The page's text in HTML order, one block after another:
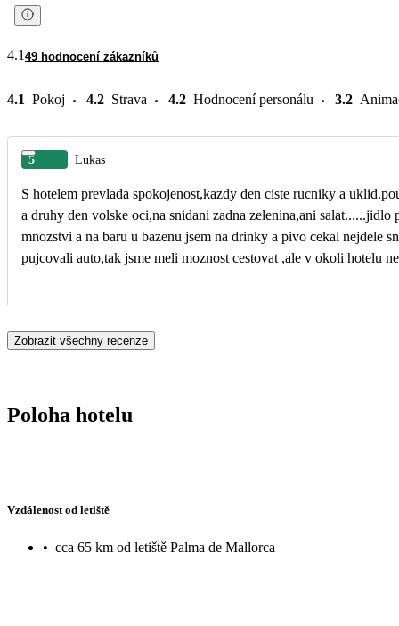
4.1 49 hodnocení zákazníků
4.1 Pokoj 4.2 Strava 4.2 Hodnocení personálu 3.2
5 Lukas
S hotelem prevlada spokojenost,kazdy den ciste rucniky a
a druhy den volske oci,na snidani zadna zelenina,ani
mnozstvi a na baru u bazenu jsem na drinky a pivo cekal nejdele
pujcovali auto,tak jsme meli moznost cestovat ,ale v okoli hotelu
Zobrazit všechny recenze
Poloha hotelu
Vzdálenost od letiště
• cca 65 km od letiště Palma de Mallorca